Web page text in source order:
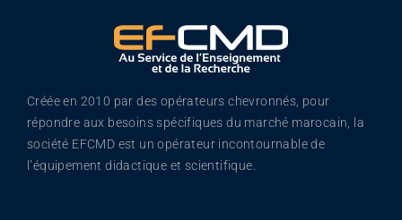
Créée en 2010 par des opérateurs chevronnés, pour
répondre aux besoins spécifiques du marché marocain, la
société EFCMD est un opérateur incontournable de
l’équipement didactique et scientifique.